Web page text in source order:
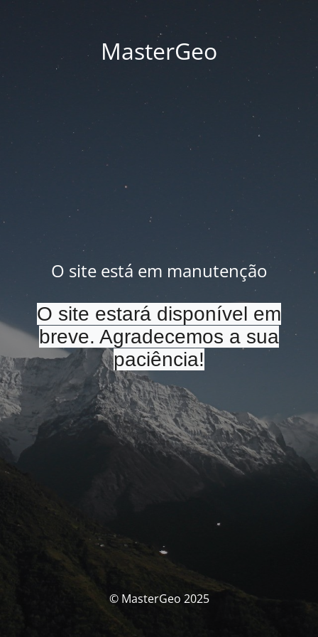
MasterGeo
O site está em manutenção
O site estará disponível em
breve. Agradecemos a sua
paciência!
© MasterGeo 2025